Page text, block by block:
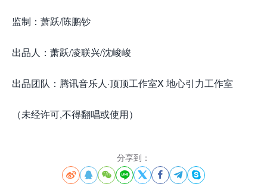
监制：萧跃/陈鹏钞
出品人：萧跃/凌联兴/沈峻峻
出品团队：腾讯音乐人·顶顶工作室X 地心引力工作室
（未经许可,不得翻唱或使用）
分享到：
       